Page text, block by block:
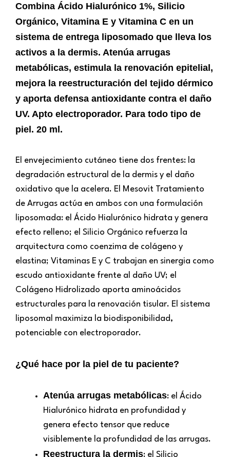
Combina Ácido Hialurónico 1%, Silicio
Orgánico, Vitamina E y Vitamina C en un
sistema de entrega liposomado que lleva los
activos a la dermis. Atenúa arrugas
metabólicas, estimula la renovación epitelial,
mejora la reestructuración del tejido dérmico
y aporta defensa antioxidante contra el daño
UV. Apto electroporador. Para todo tipo de
piel. 20 ml.
El envejecimiento cutáneo tiene dos frentes: la
degradación estructural de la dermis y el daño
oxidativo que la acelera. El Mesovit Tratamiento
de Arrugas actúa en ambos con una formulación
liposomada: el Ácido Hialurónico hidrata y genera
efecto relleno; el Silicio Orgánico refuerza la
arquitectura como coenzima de colágeno y
elastina; Vitaminas E y C trabajan en sinergia como
escudo antioxidante frente al daño UV; el
Colágeno Hidrolizado aporta aminoácidos
estructurales para la renovación tisular. El sistema
liposomal maximiza la biodisponibilidad,
potenciable con electroporador.
¿Qué hace por la piel de tu paciente?
Atenúa arrugas metabólicas: el Ácido
Hialurónico hidrata en profundidad y
genera efecto tensor que reduce
visiblemente la profundidad de las arrugas.
Reestructura la dermis: el Silicio